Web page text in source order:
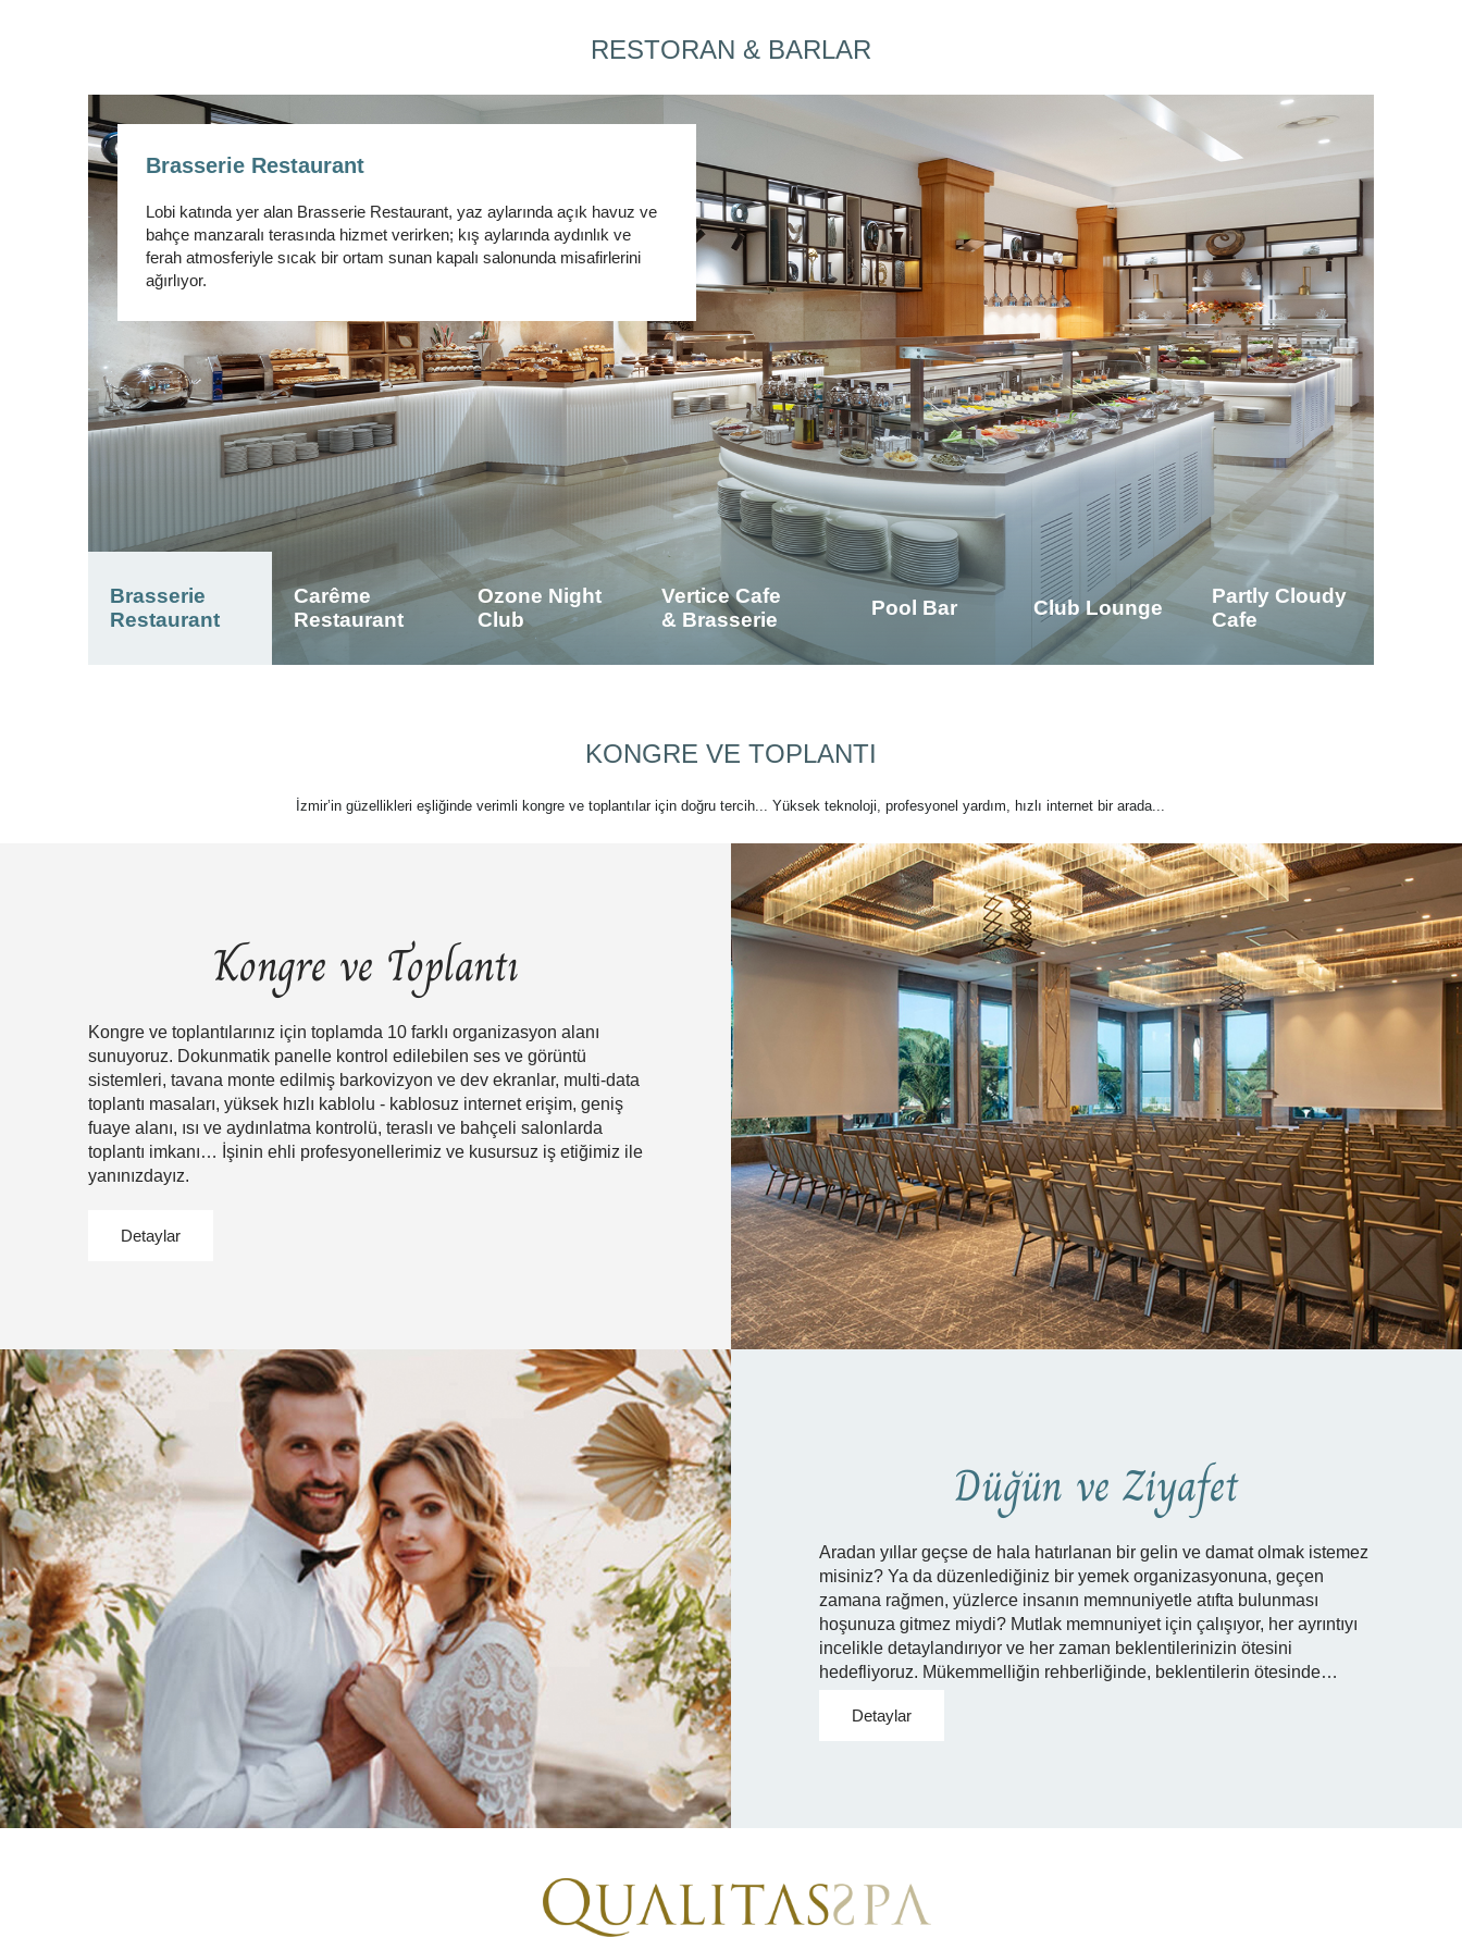
RESTORAN & BARLAR
Brasserie
Restaurant
Carême
Restaurant
Ozone Night
Club
Vertice Cafe
& Brasserie
Pool Bar Club Lounge
Partly Cloudy
Cafe
Brasserie Restaurant
Lobi katında yer alan Brasserie Restaurant, yaz aylarında açık havuz ve
bahçe manzaralı terasında hizmet verirken; kış aylarında aydınlık ve
ferah atmosferiyle sıcak bir ortam sunan kapalı salonunda misafirlerini
ağırlıyor.
KONGRE VE TOPLANTI
İzmir’in güzellikleri eşliğinde verimli kongre ve toplantılar için doğru tercih... Yüksek teknoloji, profesyonel yardım, hızlı internet bir arada...
Kongre ve Toplantı
Kongre ve toplantılarınız için toplamda 10 farklı organizasyon alanı
sunuyoruz. Dokunmatik panelle kontrol edilebilen ses ve görüntü
sistemleri, tavana monte edilmiş barkovizyon ve dev ekranlar, multi-data
toplantı masaları, yüksek hızlı kablolu - kablosuz internet erişim, geniş
fuaye alanı, ısı ve aydınlatma kontrolü, teraslı ve bahçeli salonlarda
toplantı imkanı… İşinin ehli profesyonellerimiz ve kusursuz iş etiğimiz ile
yanınızdayız.
Detaylar
Düğün ve Ziyafet
Aradan yıllar geçse de hala hatırlanan bir gelin ve damat olmak istemez
misiniz? Ya da düzenlediğiniz bir yemek organizasyonuna, geçen
zamana rağmen, yüzlerce insanın memnuniyetle atıfta bulunması
hoşunuza gitmez miydi? Mutlak memnuniyet için çalışıyor, her ayrıntıyı
incelikle detaylandırıyor ve her zaman beklentilerinizin ötesini
hedefliyoruz. Mükemmelliğin rehberliğinde, beklentilerin ötesinde…
Detaylar